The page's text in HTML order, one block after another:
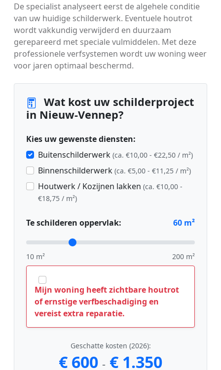
De specialist analyseert eerst de algehele conditie
van uw huidige schilderwerk. Eventuele houtrot
wordt vakkundig verwijderd en duurzaam
gerepareerd met speciale vulmiddelen. Met deze
professionele verfsystemen wordt uw woning weer
voor jaren optimaal beschermd.
Wat kost uw schilderproject
in Nieuw-Vennep?
Kies uw gewenste diensten:
Buitenschilderwerk (ca. €10,00 - €22,50 / m²)
Binnenschilderwerk (ca. €5,00 - €11,25 / m²)
Houtwerk / Kozijnen lakken (ca. €10,00 -
€18,75 / m²)
Te schilderen oppervlak: 60 m²
10 m² 200 m²
Mijn woning heeft zichtbare houtrot
of ernstige verfbeschadiging en
vereist extra reparatie.
Geschatte kosten (2026):
€ 600 - € 1.350